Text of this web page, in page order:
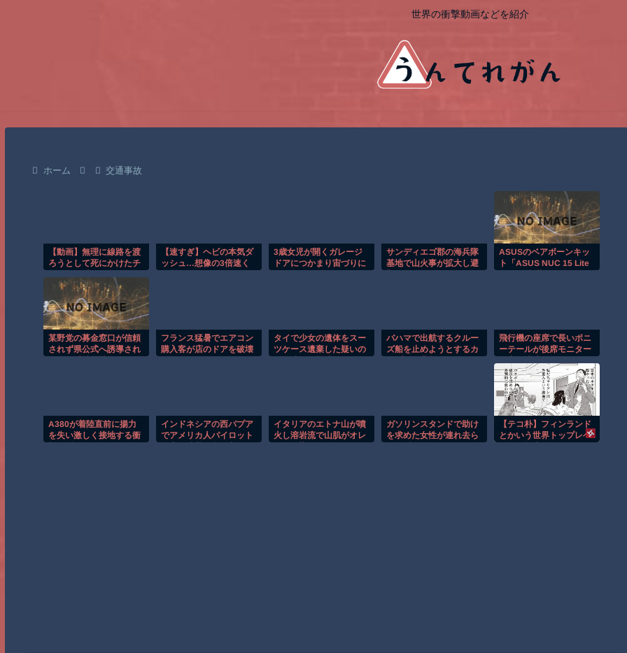
世界の衝撃動画などを紹介
ホーム 交通事故
【動画】無理に線路を渡
ろうとして死にかけたチ
【速すぎ】ヘビの本気ダ
ッシュ…想像の3倍速く
3歳女児が開くガレージ
ドアにつかまり宙づりに
サンディエゴ郡の海兵隊
基地で山火事が拡大し避
ASUSのベアボーンキッ
ト「ASUS NUC 15 Lite
某野党の募金窓口が信頼
されず県公式へ誘導され
フランス猛暑でエアコン
購入客が店のドアを破壊
タイで少女の遺体をスー
ツケース遺棄した疑いの
バハマで出航するクルー
ズ船を止めようとするカ
飛行機の座席で長いポニ
ーテールが後席モニター
A380が着陸直前に揚力
を失い激しく接地する衝
インドネシアの西パプア
でアメリカ人パイロット
イタリアのエトナ山が噴
火し溶岩流で山肌がオレ
ガソリンスタンドで助け
を求めた女性が連れ去ら
【テコ朴】フィンランド
とかいう世界トップレベ